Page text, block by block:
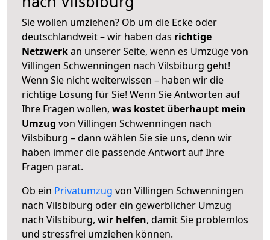
Sie wollen umziehen? Ob um die Ecke oder
deutschlandweit – wir haben das richtige
Netzwerkan unserer Seite, wenn es Umzüge von
Villingen Schwenningen nach Vilsbiburg geht!
Wenn Sie nicht weiterwissen – haben wir die
richtige Lösung für Sie! Wenn Sie Antworten auf
Ihre Fragen wollen, was kostet überhaupt mein
Umzug von Villingen Schwenningen nach
Vilsbiburg – dann wählen Sie sie uns, denn wir
haben immer die passende Antwort auf Ihre
Fragen parat.
Ob ein Privatumzug von Villingen Schwenningen
nach Vilsbiburg oder ein gewerblicher Umzug
nach Vilsbiburg, wir helfen, damit Sie problemlos
und stressfrei umziehen können.